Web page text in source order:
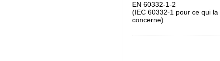
EN 60332-1-2
(IEC 60332-1 pour ce qui la
concerne)